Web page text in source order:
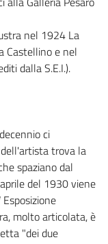
nel 1924 La
Castellino e nel
dalla S.E.I.).
ci
trova la
spaziano dal
del 1930 viene
molto articolata, è
"dei due